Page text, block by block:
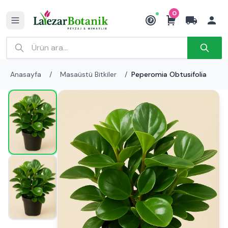
₺
0
Anasayfa / Masaüstü Bitkiler / Peperomia Obtusifolia